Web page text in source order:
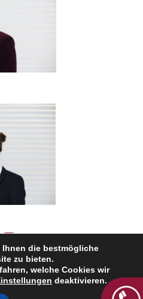
Ihnen die bestmögliche
zu bieten.
welche Cookies wir
deaktivieren.